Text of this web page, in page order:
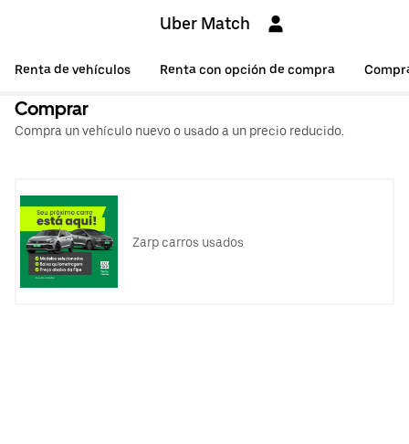
Uber Match
Renta de vehículos Renta con opción de compra
Comprar
Compra un vehículo nuevo o usado a un precio reducido.
Zarp carros usados